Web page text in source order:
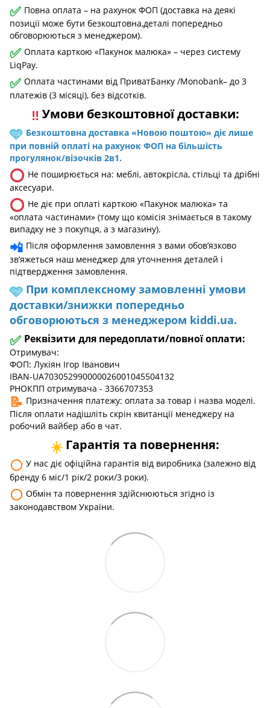
✅ Повна оплата – на рахунок ФОП (доставка на деякі
позиції може бути безкоштовна,деталі попередньо
обговорюються з менеджером).
✅ Оплата карткою «Пакунок малюка» – через систему
LiqPay.
✅ Оплата частинами від ПриватБанку /Monobank– до 3
платежів (3 місяці), без відсотків.
‼️ Умови безкоштовної доставки:
🩵 Безкоштовна доставка «Новою поштою» діє лише
при повній оплаті на рахунок ФОП на більшість
прогулянок/візочків 2в1.
⭕ Не поширюється на: меблі, автокрісла, стільці та дрібні
аксесуари.
⭕ Не діє при оплаті карткою «Пакунок малюка» та
«оплата частинами» (тому що комісія знімається в такому
випадку не з покупця, а з магазину).
📲 Після оформлення замовлення з вами обов’язково
зв’яжеться наш менеджер для уточнення деталей і
підтвердження замовлення.
🩵 При комплексному замовленні умови
доставки/знижки попередньо
обговорюються з менеджером kiddi.ua.
✅ Реквізити для передоплати/повної оплати:
Отримувач:
ФОП: Лукіян Ігор Іванович
IBAN-UA703052990000026001045504132
РНОКПП отримувача - 3366707353
📝 Призначення платежу: оплата за товар і назва моделі.
Після оплати надішліть скрін квитанції менеджеру на
робочий вайбер або в чат.
☀️ Гарантія та повернення:
⚪ У нас діє офіційна гарантія від виробника (залежно від
бренду 6 міс/1 рік/2 роки/3 роки).
⚪ Обмін та повернення здійснюються згідно із
законодавством України.